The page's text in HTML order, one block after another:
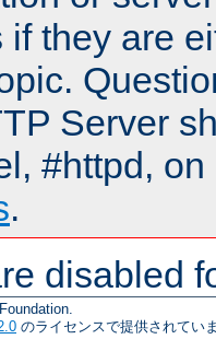
if they are
Server
#httpd,
.
disabled
のライセンスで提供されてい